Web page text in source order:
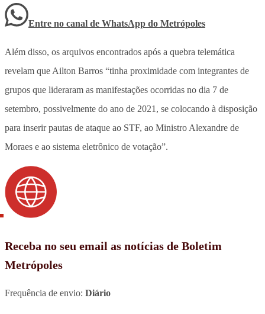
Entre no canal de WhatsApp do Metrópoles
Além disso, os arquivos encontrados após a quebra telemática
revelam que Ailton Barros “tinha proximidade com integrantes de
grupos que lideraram as manifestações ocorridas no dia 7 de
setembro, possivelmente do ano de 2021, se colocando à disposição
para inserir pautas de ataque ao STF, ao Ministro Alexandre de
Moraes e ao sistema eletrônico de votação”.
Receba no seu email as notícias de Boletim
Metrópoles
Frequência de envio: Diário